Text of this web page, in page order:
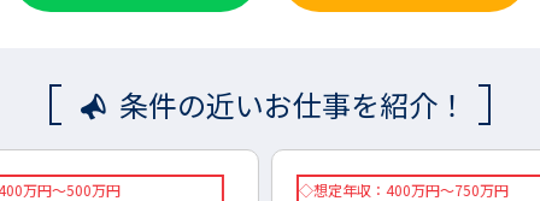
条件の近いお仕事を紹介！
◇想定年収：400万円～750万円
◇想定